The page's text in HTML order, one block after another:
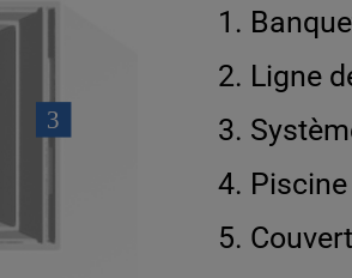
Ligne